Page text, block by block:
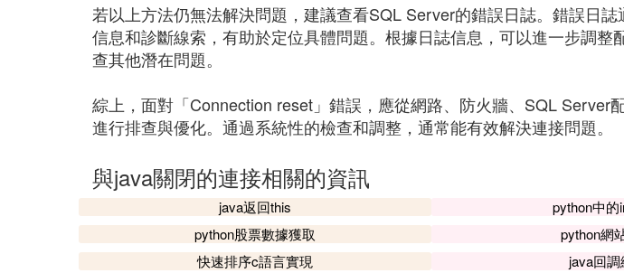
若以上方法仍無法解決問題，建議查看SQL Server的錯誤日誌。錯誤日
信息和診斷線索，有助於定位具體問題。根據日誌信息，可以進一步調整
查其他潛在問題。
綜上，面對「Connection reset」錯誤，應從網路、防火牆、SQL Server
進行排查與優化。通過系統性的檢查和調整，通常能有效解決連接問題。
與java關閉的連接相關的資訊
java返回this
python中的
python股票數據獲取
python網
快速排序c語言實現
java回調